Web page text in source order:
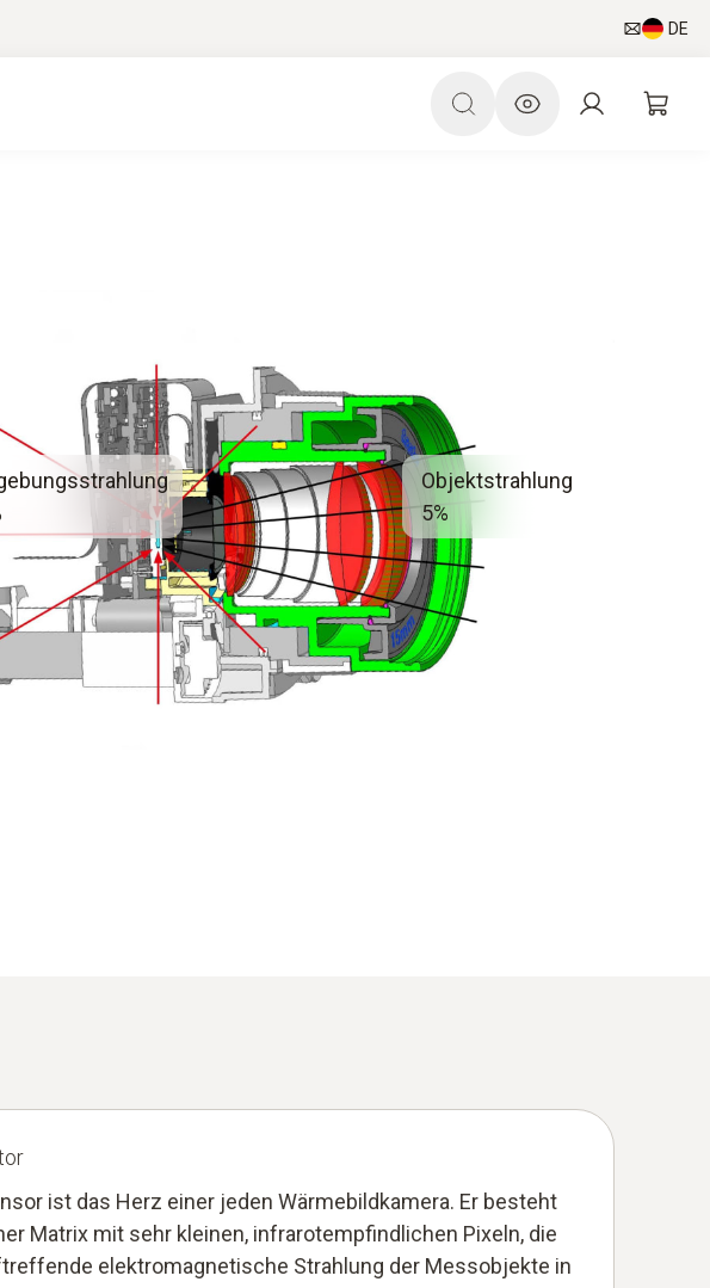
DE
Objektstrahlung
5%
ist das Herz einer jeden Wärmebildkamera. Er besteht
Matrix mit sehr kleinen, infrarotempfindlichen Pixeln, die
elektromagnetische Strahlung der Messobjekte in